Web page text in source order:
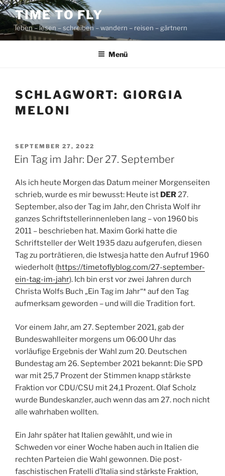
Zum
Inhalt
springen
TIME TO FLY
leben – lesen – schreiben – wandern – reisen – gärtnern
Menü
SCHLAGWORT: GIORGIA
MELONI
VERÖFFENTLICHT
AM
SEPTEMBER 27, 2022
Ein Tag im Jahr: Der 27. September
Als ich heute Morgen das Datum meiner Morgenseiten
schrieb, wurde es mir bewusst: Heute ist DER27.
September, also der Tag im Jahr, den Christa Wolf ihr
ganzes Schriftstellerinnenleben lang – von 1960 bis
2011 – beschrieben hat. Maxim Gorki hatte die
Schriftsteller der Welt 1935 dazu aufgerufen, diesen
Tag zu porträtieren, die Istwesja hatte den Aufruf 1960
wiederholt (https://timetoflyblog.com/27-september-
ein-tag-im-jahr). Ich bin erst vor zwei Jahren durch
Christa Wolfs Buch „Ein Tag im Jahr“* auf den Tag
aufmerksam geworden – und will die Tradition fort.
Vor einem Jahr, am 27. September 2021, gab der
Bundeswahlleiter morgens um 06:00 Uhr das
vorläufige Ergebnis der Wahl zum 20. Deutschen
Bundestag am 26. September 2021 bekannt: Die SPD
war mit 25,7 Prozent der Stimmen knapp stärkste
Fraktion vor CDU/CSU mit 24,1 Prozent. Olaf Scholz
wurde Bundeskanzler, auch wenn das am 27. noch nicht
alle wahrhaben wollten.
Ein Jahr später hat Italien gewählt, und wie in
Schweden vor einer Woche haben auch in Italien die
rechten Parteien die Wahl gewonnen. Die post-
faschistischen Fratelli d’Italia sind stärkste Fraktion,